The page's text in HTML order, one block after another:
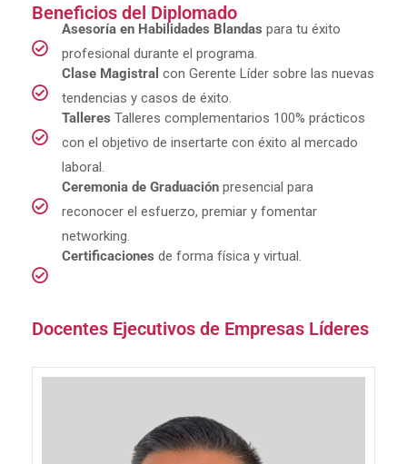
Beneficios del Diplomado
Asesoría en Habilidades Blandas para tu éxito
profesional durante el programa.
Clase Magistral con Gerente Líder sobre las nuevas
tendencias y casos de éxito.
Talleres Talleres complementarios 100% prácticos
con el objetivo de insertarte con éxito al mercado
laboral.
Ceremonia de Graduación presencial para
reconocer el esfuerzo, premiar y fomentar
networking.
Certificaciones de forma física y virtual.
Docentes Ejecutivos de Empresas Líderes